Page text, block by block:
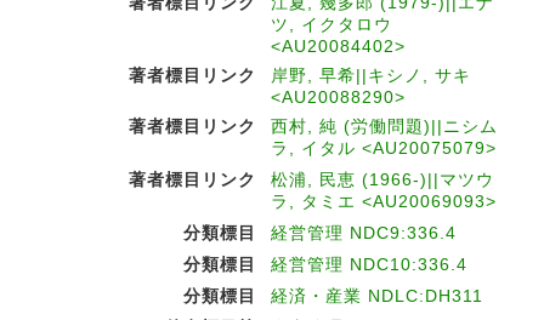
ツ, イクタロウ
<AU20084402>
著者標目リンク
岸野, 早希||キシノ, サキ
<AU20088290>
著者標目リンク
西村, 純 (労働問題)||ニシム
ラ, イタル <AU20075079>
著者標目リンク
松浦, 民恵 (1966-)||マツウ
ラ, タミエ <AU20069093>
分類標目
経営管理 NDC9:336.4
分類標目
経営管理 NDC10:336.4
分類標目
経済・産業 NDLC:DH311